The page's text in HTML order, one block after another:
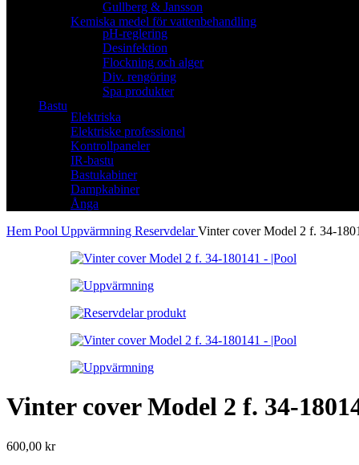
Gullberg & Jansson
Kemiska medel för vattenbehandling
pH-reglering
Desinfektion
Flockning och alger
Div. rengöring
Spa produkter
Bastu
Elektriska
Elektriske professionel
Kontrollpaneler
IR-bastu
Bastukabiner
Dampkabiner
Ånga
Hem Pool Uppvärmning ReservdelarVinter cover Model 2 f. 34-
Vinter cover Model 2 f. 34-
600,00 kr